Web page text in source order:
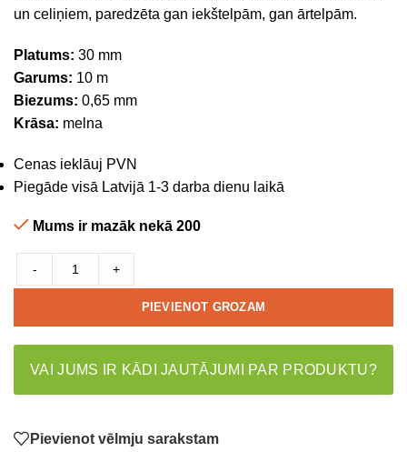
un celiņiem, paredzēta gan iekštelpām, gan ārtelpām.
Platums: 30 mm
Garums: 10 m
Biezums: 0,65 mm
Krāsa: melna
Cenas ieklāuj PVN
Piegāde visā Latvijā 1-3 darba dienu laikā
Mums ir mazāk nekā 200
- +
PIEVIENOT GROZAM
VAI JUMS IR KĀDI JAUTĀJUMI PAR PRODUKTU?
Pievienot vēlmju sarakstam